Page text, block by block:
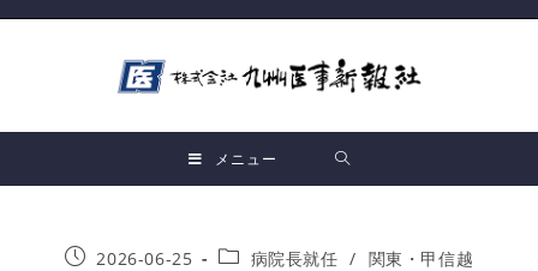
メニュー
2026-06-25 病院長就任 / 関東・甲信越